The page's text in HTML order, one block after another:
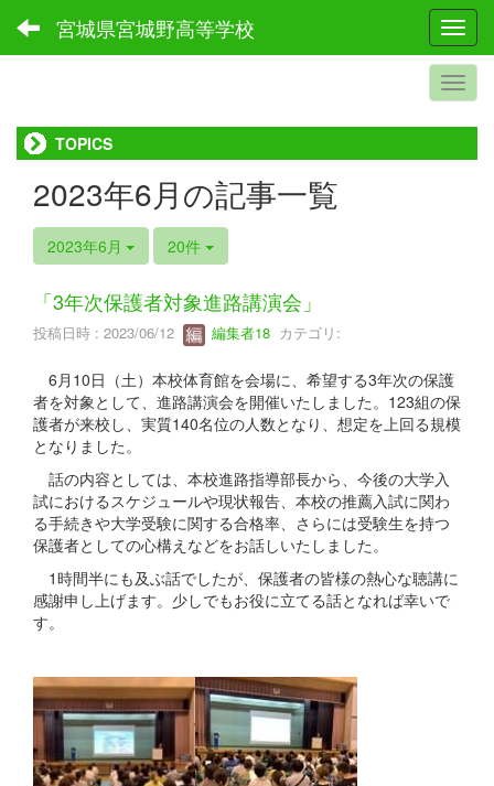
宮城県宮城野高等学校
TOPICS
2023年6月の記事一覧
2023年6月 20件
「3年次保護者対象進路講演会」
投稿日時 : 2023/06/12 編集者18 カテゴリ:
6月10日（土）本校体育館を会場に、希望する3年次の保護
者を対象として、進路講演会を開催いたしました。123組の保
護者が来校し、実質140名位の人数となり、想定を上回る規模
となりました。
話の内容としては、本校進路指導部長から、今後の大学入
試におけるスケジュールや現状報告、本校の推薦入試に関わ
る手続きや大学受験に関する合格率、さらには受験生を持つ
保護者としての心構えなどをお話しいたしました。
1時間半にも及ぶ話でしたが、保護者の皆様の熱心な聴講に
感謝申し上げます。少しでもお役に立てる話となれば幸いで
す。